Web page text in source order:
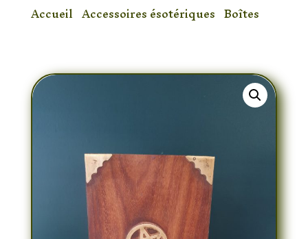
Accueil Accessoires ésotériques Boîtes